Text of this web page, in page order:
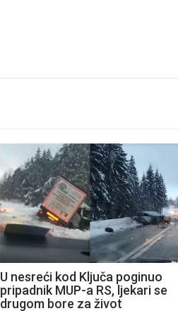
U nesreći kod Ključa poginuo
pripadnik MUP-a RS, ljekari se
drugom bore za život